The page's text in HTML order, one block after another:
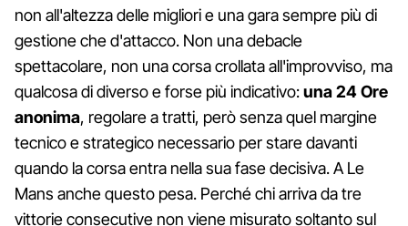
non all'altezza delle migliori e una gara sempre più di
gestione che d'attacco. Non una debacle
spettacolare, non una corsa crollata all'improvviso, ma
qualcosa di diverso e forse più indicativo:una 24 Ore
anonima, regolare a tratti, però senza quel margine
tecnico e strategico necessario per stare davanti
quando la corsa entra nella sua fase decisiva. A Le
Mans anche questo pesa. Perché chi arriva da tre
vittorie consecutive non viene misurato soltanto sul